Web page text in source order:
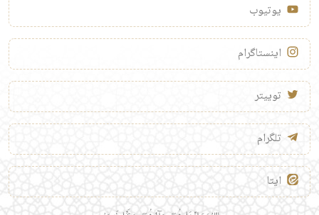
یوتیوب
اینستاگرام
توییتر
تلگرام
ایتا